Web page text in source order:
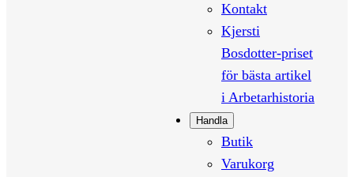
Kontakt
Kjersti
Bosdotter-priset
för bästa artikel
i Arbetarhistoria
Handla
Butik
Varukorg